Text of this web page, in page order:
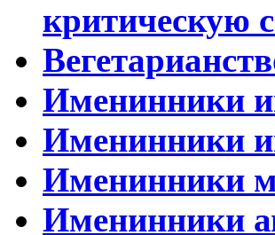
критическую
Именинники
Именинники
Именинники
Именинники